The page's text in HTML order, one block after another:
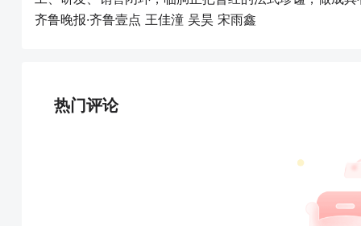
齐鲁晚报·齐鲁壹点 王佳潼 吴昊 宋雨鑫
热门评论